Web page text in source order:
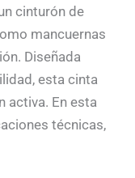
cinturón de
mancuernas
Diseñada
esta cinta
activa. En esta
técnicas,